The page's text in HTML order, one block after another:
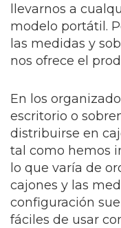
llevarnos a
modelo portátil.
las medidas y
nos ofrece el
En los
escritorio o
distribuirse en
tal como hemos
lo que varía de
cajones y las
configuración
fáciles de usar